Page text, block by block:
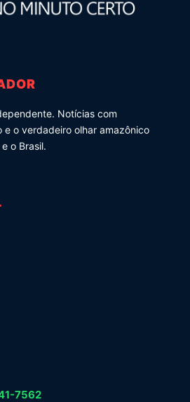
Notícias com
o verdadeiro olhar amazônico
o Brasil.
7562